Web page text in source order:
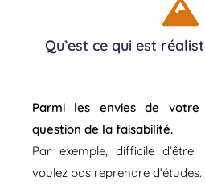
Qu’est ce qui est
Parmi les envies de votre
question de la faisabilité.
Par exemple, difficile
voulez pas reprendre d’études.